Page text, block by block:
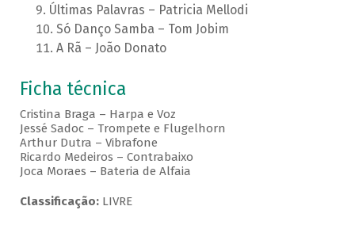
Últimas Palavras – Patricia Mellodi
Só Danço Samba – Tom Jobim
A Rã – João Donato
Ficha técnica
Cristina Braga – Harpa e Voz
Jessé Sadoc – Trompete e Flugelhorn
Arthur Dutra – Vibrafone
Ricardo Medeiros – Contrabaixo
Joca Moraes – Bateria de Alfaia
Classificação:LIVRE